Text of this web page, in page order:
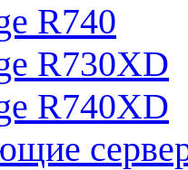
R740
R730XD
R740XD